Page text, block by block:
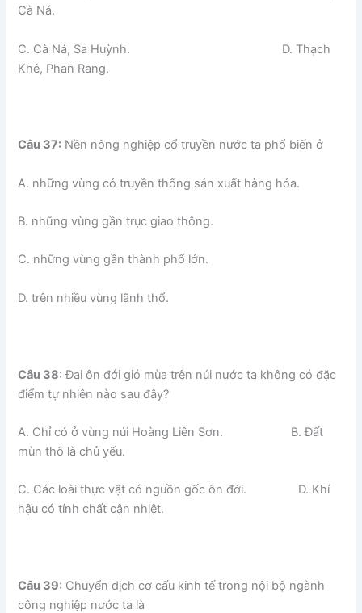
Cà Ná.
C. Cà Ná, Sa Huỳnh. D. Thạch
Khê, Phan Rang.
Câu 37: Nền nông nghiệp cổ truyền nước ta phổ biến ở
A. những vùng có truyền thống sản xuất hàng hóa.
B. những vùng gần trục giao thông.
C. những vùng gần thành phố lớn.
D. trên nhiều vùng lãnh thổ.
Câu 38: Đai ôn đới gió mùa trên núi nước ta không có đặc
điểm tự nhiên nào sau đây?
A. Chỉ có ở vùng núi Hoàng Liên Sơn. B. Đất
mùn thô là chủ yếu.
C. Các loài thực vật có nguồn gốc ôn đới. D. Khí
hậu có tính chất cận nhiệt.
Câu 39: Chuyển dịch cơ cấu kinh tế trong nội bộ ngành
công nghiệp nước ta là